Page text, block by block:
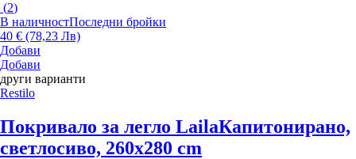
(2)
В наличностПоследни бройки
40 € (78,23 Лв)
Добави
Добави
други варианти
Restilo
Покривало за легло LailaКапитонирано,
светлосиво, 260x280 cm